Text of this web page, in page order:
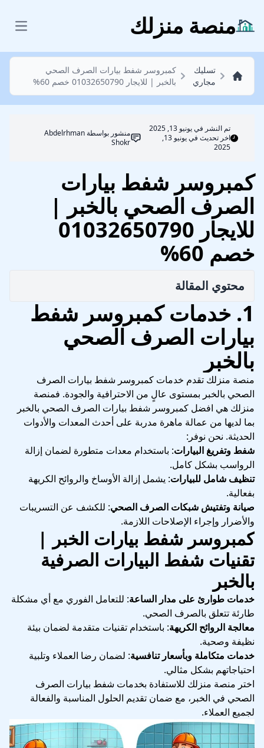
منصة منزلك
تسليك
مجاري
كمبروسر شفط بيارات الصرف الصحي
بالخبر | للايجار 01032650790 خصم 60%
تم النشر فييونيو 13, 2025
اخر تحديث في يونيو 13,
2025
منشور بواسطةAbdelrhman
Shokr
كمبروسر شفط بيارات
الصرف الصحي بالخبر |
للايجار 01032650790
خصم 60%
محتوي المقالة
1. خدمات كمبروسر شفط
بيارات الصرف الصحي
بالخبر
منصة منزلك تقدم خدمات كمبروسر شفط بيارات الصرف
الصحي بالخبر بمستوى عالٍ من الاحترافية والجودة. فمنصة
منزلك هي افضل كمبروسر شفط بيارات الصرف الصحي بالخبر
بما لديها من عمالة ماهرة مدربة على أحدث المعدات والأدوات
الحديثة. نحن نوفر:
شفط وتفريغ البيارات: باستخدام معدات متطورة لضمان إزالة
الرواسب بشكل كامل.
تنظيف شامل للبيارات: يشمل إزالة الأوساخ والروائح الكريهة
بفعالية.
صيانة وتفتيش شبكات الصرف الصحي: للكشف عن التسريبات
والأضرار وإجراء الإصلاحات اللازمة.
كمبروسر شفط بيارات الخبر |
تقنيات شفط البيارات الصرفية
بالخبر
خدمات طوارئ على مدار الساعة: للتعامل الفوري مع أي مشكلة
طارئة تتعلق بالصرف الصحي.
معالجة الروائح الكريهة: باستخدام تقنيات متقدمة لضمان بيئة
نظيفة وصحية.
خدمات متكاملة وبأسعار تنافسية: لضمان رضا العملاء وتلبية
احتياجاتهم بشكل مثالي.
اختر منصة منزلك للاستفادة بخدمات شفط بيارات الصرف
الصحي في الخبر، مع ضمان تقديم الحلول المناسبة والفعالة
لجميع العملاء.